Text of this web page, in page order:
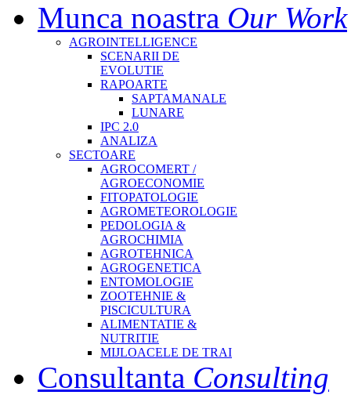
Munca noastra Our Work
AGROINTELLIGENCE
SCENARII DE
EVOLUTIE
RAPOARTE
SAPTAMANALE
LUNARE
IPC 2.0
ANALIZA
SECTOARE
AGROCOMERT /
AGROECONOMIE
FITOPATOLOGIE
AGROMETEOROLOGIE
PEDOLOGIA &
AGROCHIMIA
AGROTEHNICA
AGROGENETICA
ENTOMOLOGIE
ZOOTEHNIE &
PISCICULTURA
ALIMENTATIE &
NUTRITIE
MIJLOACELE DE TRAI
Consultanta Consulting